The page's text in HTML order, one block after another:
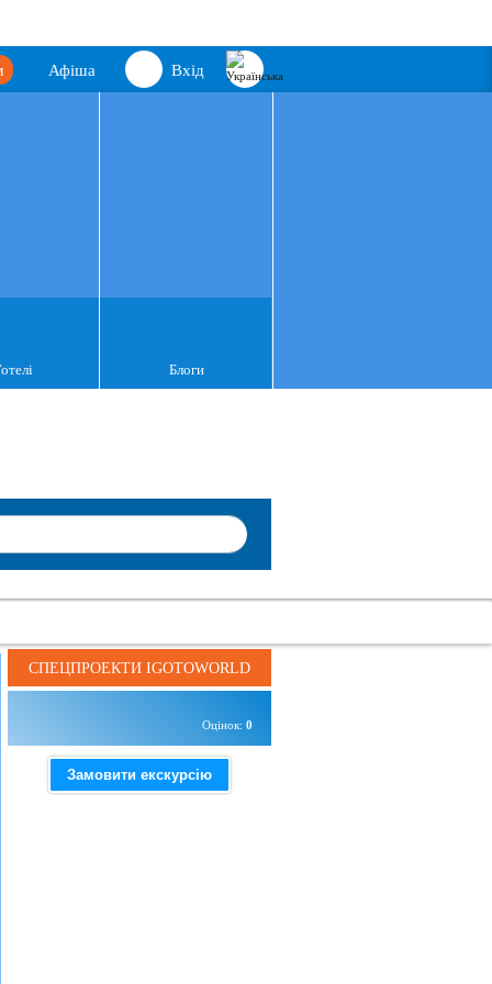
Вхід
Афіша
Блоги
СПЕЦПРОЕКТИ IGOTOWORLD
Оцінок: 0
Замовити екскурсію